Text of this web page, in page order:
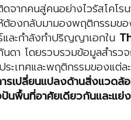
ากคนสู่คนอย่างไวรัสโคโ
ต้องกลับมามองพฤติกรรมข
ะกำลังทำปริญญาเอกใน
า โดยรวบรวมข้อมูลสำรว
ะเทศและพฤติกรรมของแ
รเปลี่ยนแปลงด้านสิ่งแวด
พื้นที่อาศัยเดียวกันและแย่